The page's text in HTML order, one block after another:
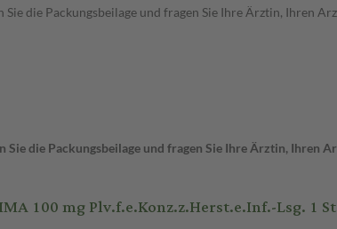
die Packungsbeilage und fragen Sie Ihre Ärztin, Ihren
Sie die Packungsbeilage und fragen Sie Ihre Ärztin, Ihren
100 mg Plv.f.e.Konz.z.Herst.e.Inf.-Lsg.